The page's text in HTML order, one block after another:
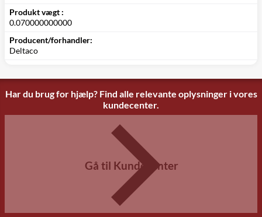
Produkt vægt :
0.070000000000
Producent/forhandler:
Deltaco
Har du brug for hjælp? Find alle relevante oplysninger i vores
kundecenter.
Gå til Kundecenter